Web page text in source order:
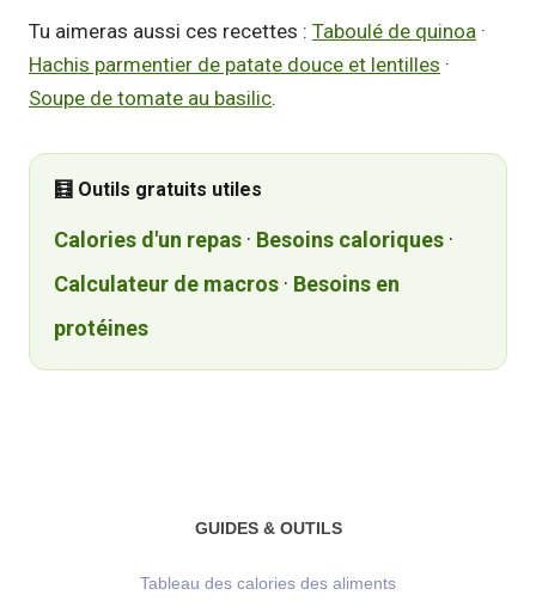
Tu aimeras aussi ces recettes : Taboulé de quinoa ·
Hachis parmentier de patate douce et lentilles ·
Soupe de tomate au basilic.
🧮 Outils gratuits utiles
Calories d'un repas · Besoins caloriques ·
Calculateur de macros · Besoins en
protéines
GUIDES & OUTILS
Tableau des calories des aliments